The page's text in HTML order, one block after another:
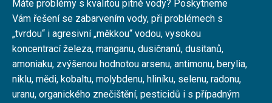
Máte problémy s kvalitou pitné vody? Poskytneme
Vám řešení se zabarvením vody, při problémech s
„tvrdou“ i agresivní „měkkou“ vodou, vysokou
koncentrací železa, manganu, dusičnanů, dusitanů,
amoniaku, zvýšenou hodnotou arsenu, antimonu, berylia,
niklu, mědi, kobaltu, molybdenu, hliníku, selenu, radonu,
uranu, organického znečištění, pesticidů i s případným